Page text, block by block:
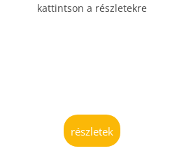
kattintson a részletekre
részletek